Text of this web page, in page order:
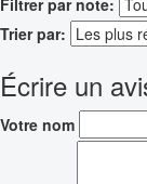
Filtrer par note:
Trier par:
Écrire un
Votre nom